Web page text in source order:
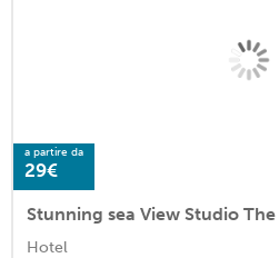
a partire da
29€
Stunning sea View Studio
Hotel